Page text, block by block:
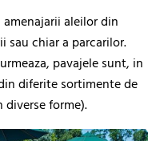
aleilor din
chiar a parcarilor.
pavajele sunt, in
diferite sortimente de
forme).